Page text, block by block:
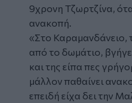
9χρονη Τζωρτζίνα,
ανακοπή.
«Στο Καραμανδάνειο,
από το δωμάτιο,
και της είπα πες
μάλλον παθαίνει
επειδή είχα δει την